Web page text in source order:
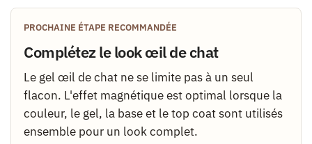
PROCHAINE ÉTAPE RECOMMANDÉE
Complétez le look œil de chat
Le gel œil de chat ne se limite pas à un seul
flacon. L'effet magnétique est optimal lorsque la
couleur, le gel, la base et le top coat sont utilisés
ensemble pour un look complet.